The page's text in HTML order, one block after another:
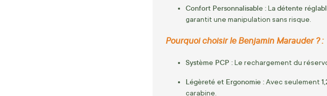
Confort Personnalisable : La détente
garantit une manipulation sans risque.
Pourquoi choisir le Benjamin Marauder ? :
Système PCP : Le rechargement du
Légèreté et Ergonomie : Avec seulement
carabine.